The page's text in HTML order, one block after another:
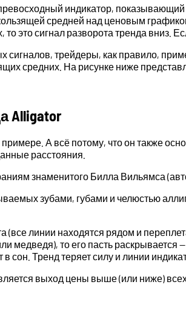
индикатор,
средней над ценовым
это сигнал разворота тренда вниз.
сигналов, трейдеры, как правило,
средних. На рисунке ниже
Alligator
А всё потому, что он также
расстояния.
знаменитого Билла Вильямса
зубами, губами и челюстью
(все линии находятся рядом и
медведя), то его пасть раскрывается
сон. Тренд теряет силу и линии
выход цены выше (или ниже) всех